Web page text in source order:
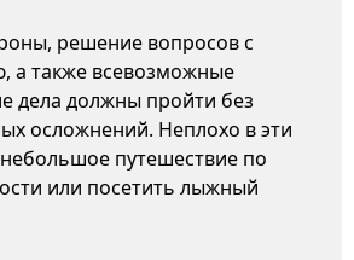
решение вопросов с
а также всевозможные
дела должны пройти без
осложнений. Неплохо в эти
путешествие по
или посетить лыжный